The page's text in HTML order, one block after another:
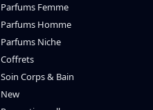
Parfums Femme
Parfums Homme
Parfums Niche
Coffrets
Soin Corps & Bain
New